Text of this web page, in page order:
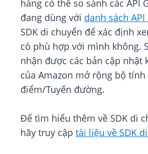
hàng có thể so sánh các API
đang dùng với danh sách
SDK di chuyển để xác định
có phù hợp với mình không.
nhận được các bản cập nhật
của Amazon mở rộng bộ
điểm/Tuyến đường.
Để tìm hiểu thêm về SDK di
hãy truy cập tài liệu về SDK